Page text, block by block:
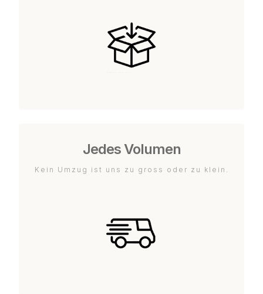
Jedes Volumen
Kein Umzug ist uns zu gross oder zu klein.